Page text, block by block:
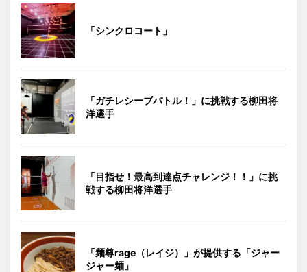
「シンクロコート」
「ガチレシーブバトル！」に挑戦する柳田将
洋選手
「目指せ！最高到達点チャレンジ！！」に挑
戦する柳田将洋選手
「麺尊rage（レイジ）」が提供する「ジャー
ジャー麺」